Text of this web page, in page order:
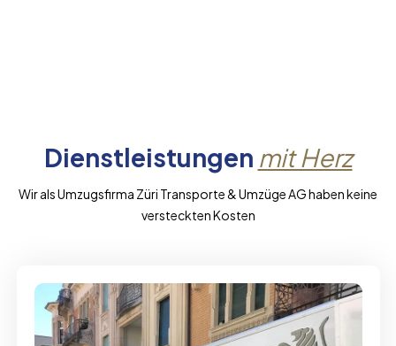
Dienstleistungen mit Herz
Wir als Umzugsfirma Züri Transporte & Umzüge AG haben keine
versteckten Kosten